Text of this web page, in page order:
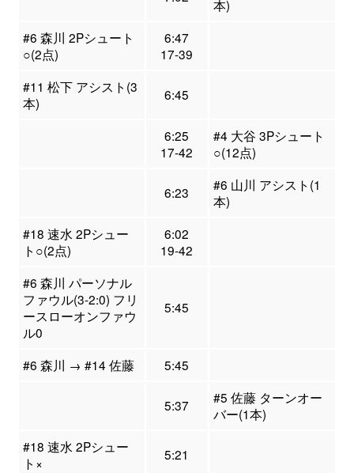
本)
#6 森川 2Pシュート
○(2点)
6:47
17-39
#11 松下 アシスト(3
本)
6:45
6:25
17-42
#4 大谷 3Pシュート
○(12点)
6:23
#6 山川 アシスト(1
本)
#18 速水 2Pシュー
ト○(2点)
6:02
19-42
#6 森川 パーソナル
ファウル(3-2:0) フリ
ースローオンファウ
ル0
5:45
#6 森川 → #14 佐藤 5:45
5:37
#5 佐藤 ターンオー
バー(1本)
#18 速水 2Pシュー
ト×
5:21